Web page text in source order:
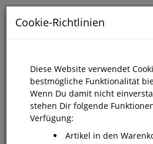
Cookie-Richtlinien
Diese Website verwendet
bestmögliche Funktionalität
Wenn Du damit nicht
stehen Dir folgende
Verfügung:
Artikel in den